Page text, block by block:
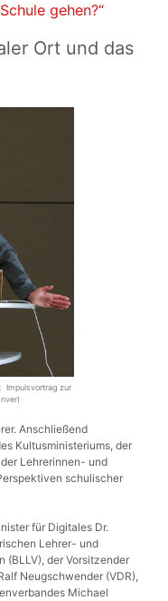
gehen?“
Ort und das
Impulsvortrag zur
Anschließend
Kultusministeriums, der
Lehrerinnen- und
schulischer
für Digitales Dr.
Lehrer- und
(BLLV), der Vorsitzender
Neugschwender (VDR),
Michael